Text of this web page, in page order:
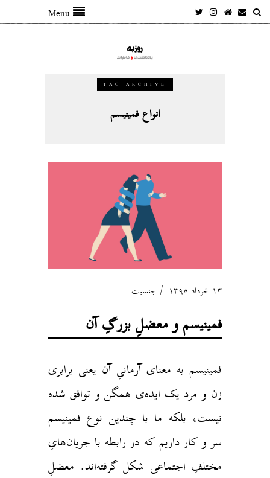
Menu
TAG ARCHIVE
انواع فمینیسم
۱۳ خرداد ۱۳۹۵ جنسیت
فمینیسم و معضلِ بزرگِ آن
فمینیسم به معنای آرمانیِ آن یعنی برابری
زن و مرد یک ایده‌ی همگن و توافق شده
نیست، بلکه ما با چندین نوع فمینیسم
سر و کار داریم که در رابطه با جریان‌هایِ
مختلفِ اجتماعی شکل گرفته‌اند. معضلِ